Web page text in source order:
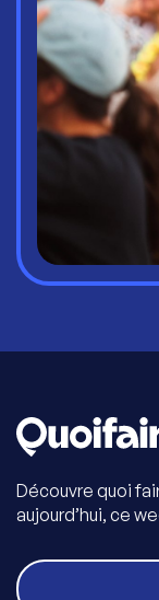
Découvre quoi
aujourd’hui, ce